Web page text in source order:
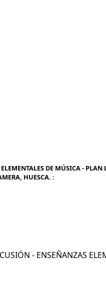
DE MÚSICA -
HUESCA. :
- ENSEÑANZAS